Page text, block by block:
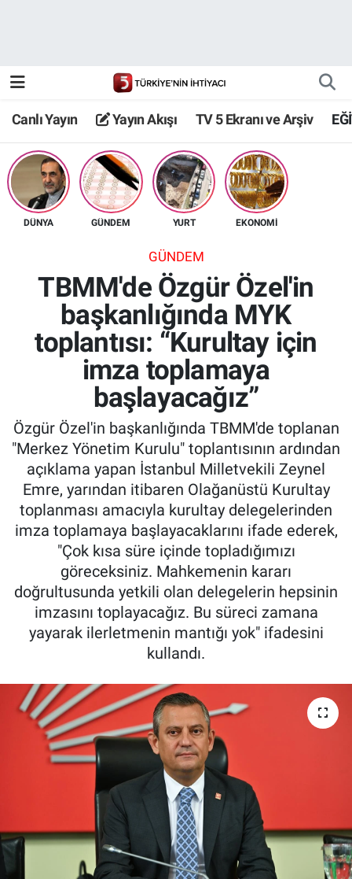
Canlı Yayın Yayın Akışı TV 5 Ekranı ve Arşiv
DÜNYA GÜNDEM YURT EKONOMİ
GÜNDEM
TBMM'de Özgür Özel'in
başkanlığında MYK
toplantısı: “Kurultay için
imza toplamaya
başlayacağız”
Özgür Özel'in başkanlığında TBMM'de toplanan
"Merkez Yönetim Kurulu" toplantısının ardından
açıklama yapan İstanbul Milletvekili Zeynel
Emre, yarından itibaren Olağanüstü Kurultay
toplanması amacıyla kurultay delegelerinden
imza toplamaya başlayacaklarını ifade ederek,
"Çok kısa süre içinde topladığımızı
göreceksiniz. Mahkemenin kararı
doğrultusunda yetkili olan delegelerin hepsinin
imzasını toplayacağız. Bu süreci zamana
yayarak ilerletmenin mantığı yok" ifadesini
kullandı.
TV 5 Ekranı ve Arşiv